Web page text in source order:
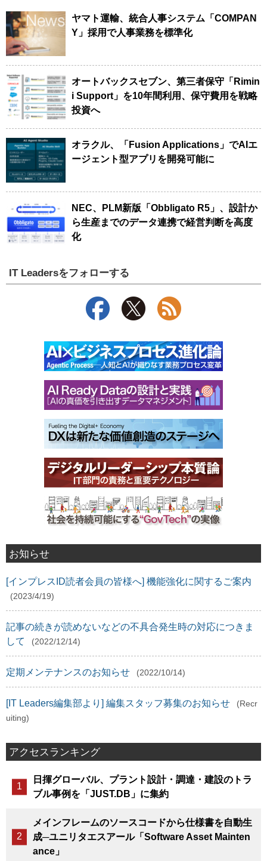
ヤマト運輸、統合人事システム「COMPAN
Y」採用で人事業務を標準化
オートバックスセブン、第三者保守「Rimin
i Support」を10年間利用、保守費用を戦略
投資へ
オラクル、「Fusion Applications」でAIエ
ージェント型アプリを開発可能に
NEC、PLM新版「Obbligato R5」、設計か
ら生産までのデータ連携で経営判断を高度
化
IT Leadersをフォローする
お知らせ
[インプレスID読者会員の皆様へ] 機能強化に関するご案内
(2023/4/19)
記事の続きが読めないなどの不具合発生時の対応につきま
して
(2022/12/14)
定期メンテナンスのお知らせ (2022/10/14)
[IT Leaders編集部より] 編集スタッフ募集のお知らせ
(Recr
uiting)
アクセスランキング
日揮グローバル、プラント設計・調達・建設のトラ
ブル事例を「JUST.DB」に集約
メインフレームのソースコードから仕様書を自動生
成─ユニリタエスアール「Software Asset Mainten
ance」